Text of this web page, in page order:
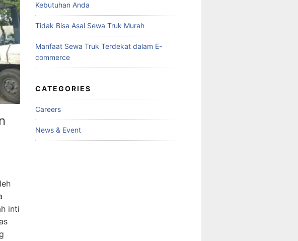
inti
Kebutuhan Anda
Tidak Bisa Asal Sewa Truk Murah
Manfaat Sewa Truk Terdekat dalam E-
commerce
CATEGORIES
Careers
News & Event